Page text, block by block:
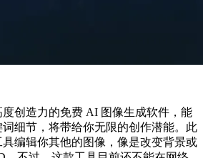
创造力的免费 AI 图像生成软件，能
细节，将带给你无限的创作潜能。此
编辑你其他的图像，像是改变背景或